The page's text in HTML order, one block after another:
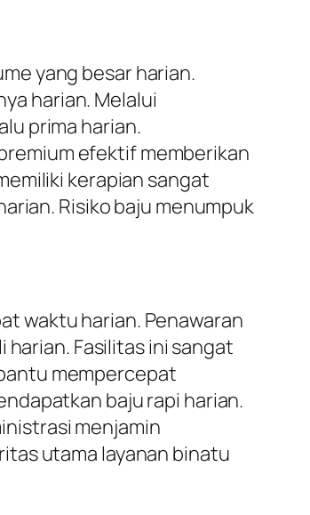
yang besar harian.
harian. Melalui
prima harian.
efektif memberikan
kerapian sangat
Risiko baju menumpuk
waktu harian. Penawaran
Fasilitas ini sangat
mempercepat
baju rapi harian.
menjamin
utama layanan binatu